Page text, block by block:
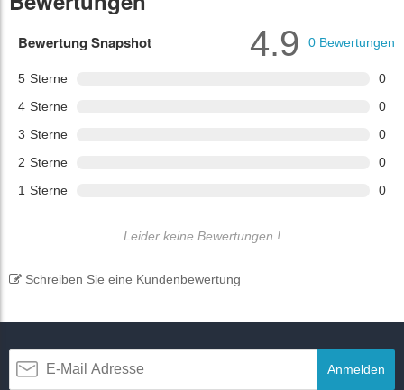
Bewertung Snapshot
5 Sterne
0
4 Sterne
0
3 Sterne
0
2 Sterne
0
1 Sterne 0
4.9 0 Bewertungen
Leider keine Bewertungen !
Schreiben Sie eine Kundenbewertung
Anmelden